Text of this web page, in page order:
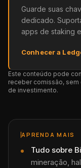
Guarde suas
dedicado.
apps de staking
Conhecer a
Este conteúdo pode
receber comissão,
de investimento.
APRENDA MAIS
Tudo sobre
mineração,